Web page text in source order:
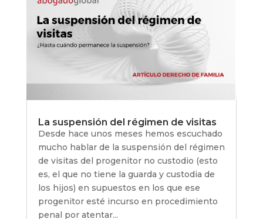
La suspensión del régimen de visitas
Desde hace unos meses hemos escuchado
mucho hablar de la suspensión del régimen
de visitas del progenitor no custodio (esto
es, el que no tiene la guarda y custodia de
los hijos) en supuestos en los que ese
progenitor esté incurso en procedimiento
penal por atentar...